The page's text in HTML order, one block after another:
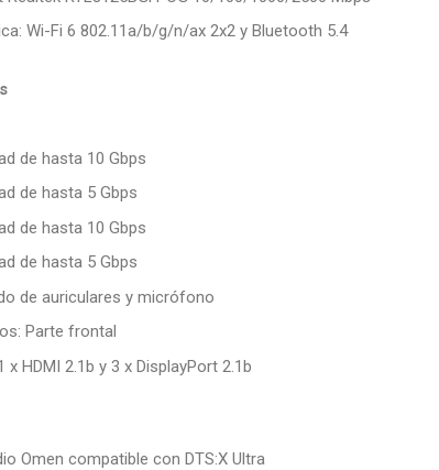
Wi-Fi 6 802.11a/b/g/n/ax 2x2 y Bluetooth 5.4
de hasta 10 Gbps
de hasta 5 Gbps
de hasta 10 Gbps
de hasta 5 Gbps
de auriculares y micrófono
Parte frontal
HDMI 2.1b y 3 x DisplayPort 2.1b
Omen compatible con DTS:X Ultra